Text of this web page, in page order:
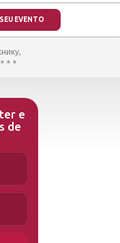
EVENTO
* * *
e
de